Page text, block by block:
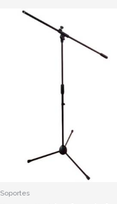
Soportes